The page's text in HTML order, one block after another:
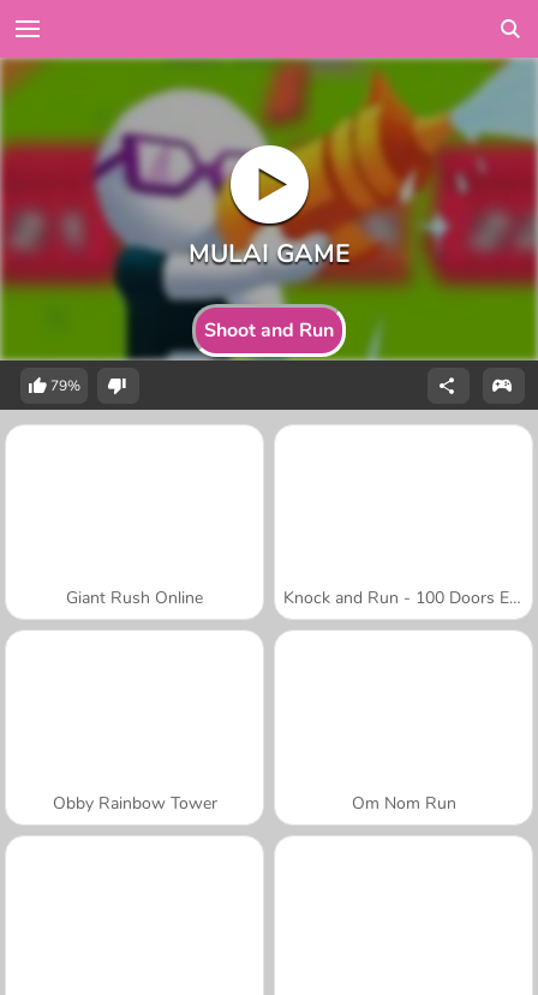
Shoot and Run
79%
Giant Rush Online Knock and Run - 100 Doors Escape
Obby Rainbow Tower Om Nom Run